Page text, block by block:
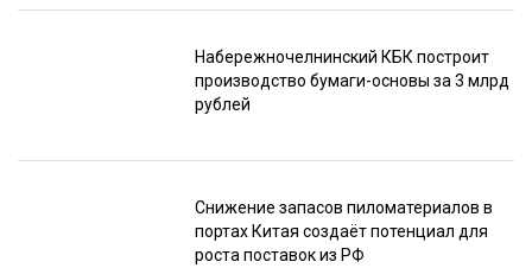
Набережночелнинский КБК построит
производство бумаги-основы за 3 млрд
рублей
Снижение запасов пиломатериалов в
портах Китая создаёт потенциал для
роста поставок из РФ